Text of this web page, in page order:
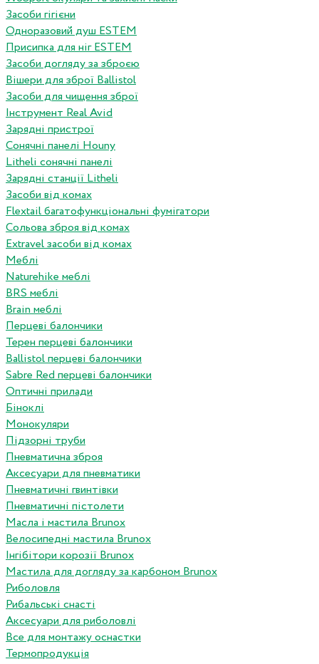
Засоби гігієни
Одноразовий душ ESTEM
Присипка для ніг ESTEM
Засоби догляду за зброєю
Вішери для зброї Ballistol
Засоби для чищення зброї
Інструмент Real Avid
Зарядні пристрої
Сонячні панелі Houny
Litheli сонячні панелі
Зарядні станції Litheli
Засоби від комах
Flextail багатофункціональні фумігатори
Сольова зброя від комах
Extravel засоби від комах
Меблі
Naturehike меблі
BRS меблі
Brain меблі
Перцеві балончики
Терен перцеві балончики
Ballistol перцеві балончики
Sabre Red перцеві балончики
Оптичні прилади
Біноклі
Монокуляри
Підзорні труби
Пневматична зброя
Аксесуари для пневматики
Пневматичні гвинтівки
Пневматичні пістолети
Масла і мастила Brunox
Велосипедні мастила Brunox
Інгібітори корозії Brunox
Мастила для догляду за карбоном Brunox
Риболовля
Рибальські снасті
Аксесуари для риболовлі
Все для монтажу оснастки
Термопродукція